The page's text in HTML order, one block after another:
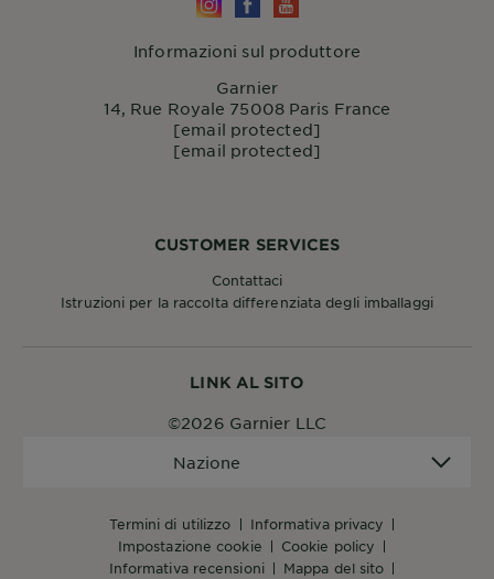
LINK AL SITO
termini di utilizzo
informativa privacy
impostazione cookie
cookie policy
informativa recensioni
mappa del sito
Nazione
©2026 Garnier LLC
CUSTOMER SERVICES
Contattaci
Istruzioni per la raccolta differenziata degli imballaggi
Informazioni sul produttore
Garnier
14, Rue Royale 75008 Paris France
[email protected]
[email protected]